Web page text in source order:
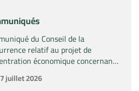
du Conseil de la
relatif au projet de
économique concernant
par la société « Fives SAS » du
exclusif de la société « Aries
juillet 2026